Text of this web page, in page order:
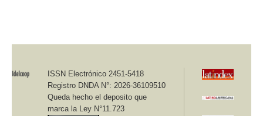
ISSN Electrónico 2451-5418
Registro DNDA N°: 2026-36109510
Queda hecho el deposito que
marca la Ley N°11.723